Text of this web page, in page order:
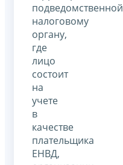
подведомственной
налоговому
органу,
где
лицо
состоит
на
учете
в
качестве
плательщика
ЕНВД,